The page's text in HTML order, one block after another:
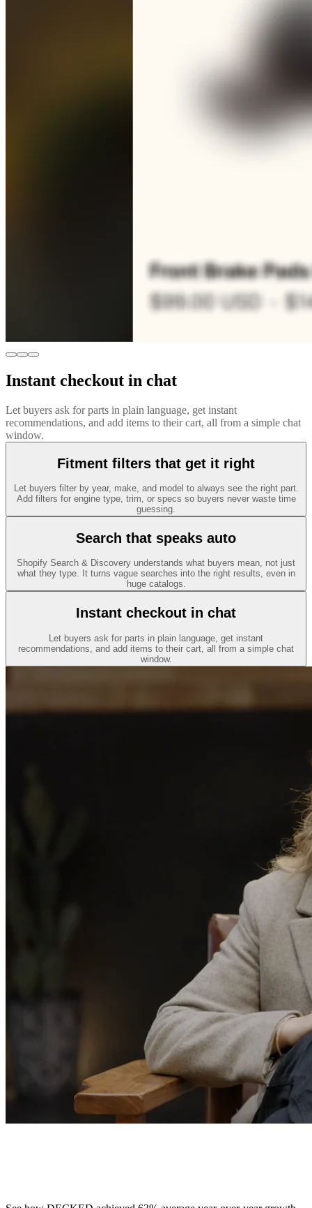
Instant checkout in chat
Let buyers ask for parts in plain language, get instant
recommendations, and add items to their cart, all from a simple chat
window.
Fitment filters that get it right
Let buyers filter by year, make, and model to always see the right part.
Add filters for engine type, trim, or specs so buyers never waste time
guessing.
Search that speaks auto
Shopify Search & Discovery understands what buyers mean, not just
what they type. It turns vague searches into the right results, even in
huge catalogs.
Instant checkout in chat
Let buyers ask for parts in plain language, get instant
recommendations, and add items to their cart, all from a simple chat
window.